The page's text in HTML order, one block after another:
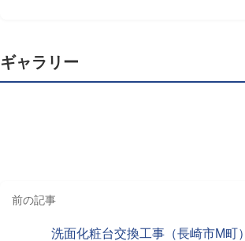
ギャラリー
前の記事
洗面化粧台交換工事（長崎市M町）